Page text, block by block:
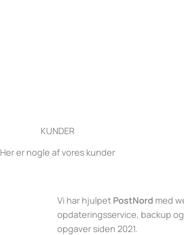
KUNDER
Her er nogle af vores kunder
Vi har hjulpet PostNord med
opdateringsservice, backup
opgaver siden 2021.